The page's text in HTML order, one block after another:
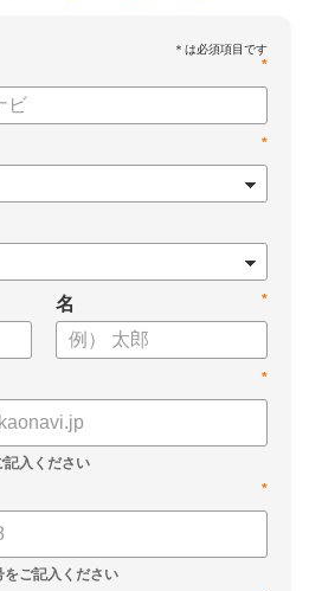
質問例
ぜひお役立てください。
*
*
*
名
*
*